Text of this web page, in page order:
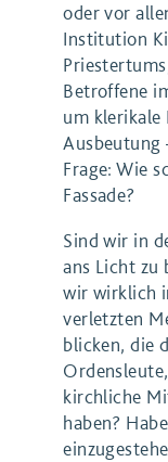
oder vor
Institution
Betroffene
um klerikale
Ausbeutung
Frage: Wie
Fassade?
Sind wir in
ans Licht zu
wir wirklich
verletzten
blicken, die
kirchliche
haben?